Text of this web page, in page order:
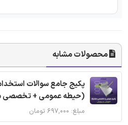
محصولات مشابه
پکیج جامع سوالات
(حیطه عمومی + تخصصی
مبلغ: ۶۹۷,۰۰۰ تومان